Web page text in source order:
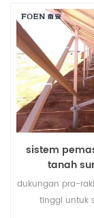
biaya tenaga
sistem
tanah
dukungan pra-
tinggi untuk